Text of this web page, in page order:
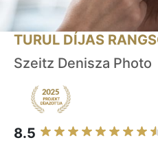
TURUL DÍJAS
Szeitz Denisza Photo
8.5